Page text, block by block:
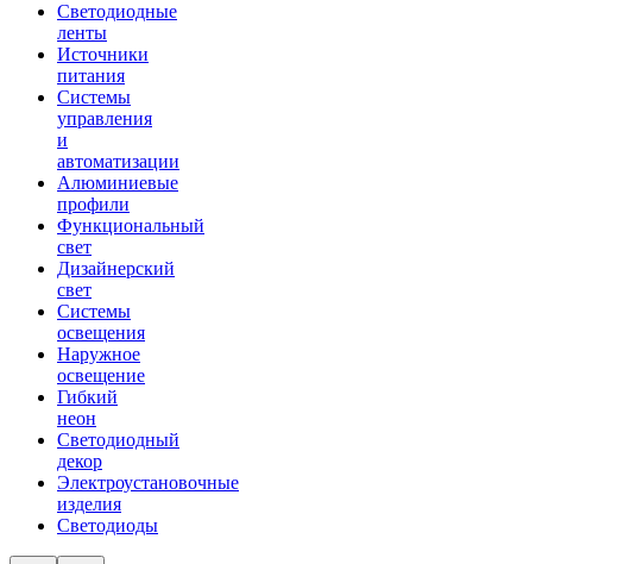
Светодиодные
ленты
Источники
питания
Системы
управления
и
автоматизации
Алюминиевые
профили
Функциональный
свет
Дизайнерский
свет
Системы
освещения
Наружное
освещение
Гибкий
неон
Светодиодный
декор
Электроустановочные
изделия
Светодиоды